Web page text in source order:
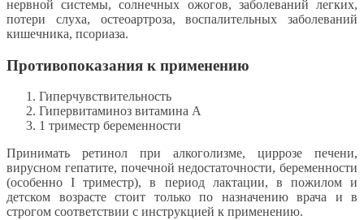
нервной системы, солнечных ожогов, заболеваний легких,
потери слуха, остеоартроза, воспалительных заболеваний
кишечника, псориаза.
Противопоказания к применению
Гиперчувствительность
Гипервитаминоз витамина A
1 триместр беременности
Принимать ретинол при алкоголизме, циррозе печени,
вирусном гепатите, почечной недостаточности, беременности
(особенно I триместр), в период лактации, в пожилом и
детском возрасте стоит только по назначению врача и в
строгом соответствии с инструкцией к применению.